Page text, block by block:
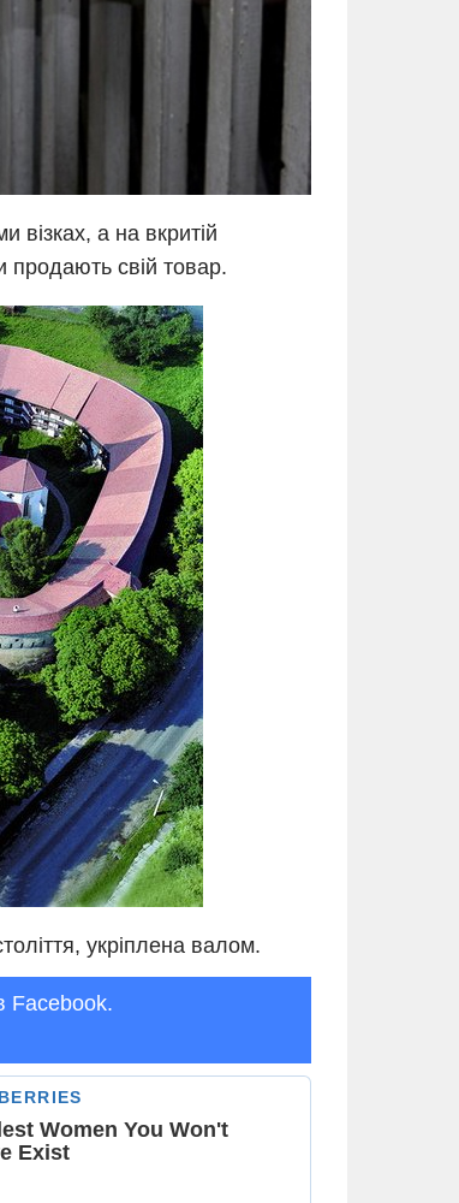
візках, а на вкритій
продають свій товар.
укріплена валом.
Facebook.